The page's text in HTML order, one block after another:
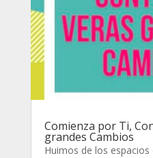
Comienza por Ti,
grandes Cambios
Huimos de los